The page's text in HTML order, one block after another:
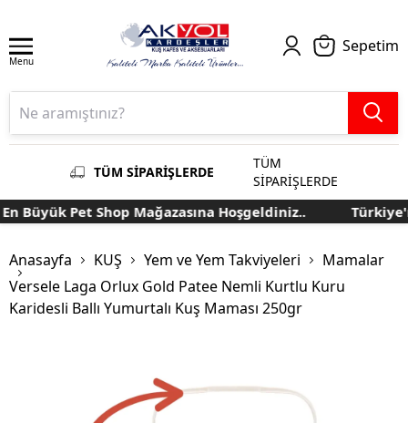
Menu
Sepetim
TÜM SİPARİŞLERDE
TÜM
SİPARİŞLERDE
Pet Shop Mağazasına Hoşgeldiniz..
Anasayfa KUŞ Yem ve Yem Takviyeleri
Mamalar
Versele Laga Orlux Gold Patee Nemli Kurtlu Kuru
Karidesli Ballı Yumurtalı Kuş Maması 250gr